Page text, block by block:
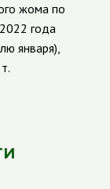
жома по
года
января),